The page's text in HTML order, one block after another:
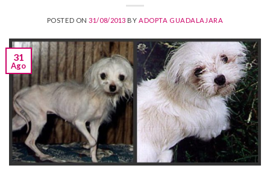
POSTED ON31/08/2013 BYADOPTA GUADALAJARA
31
Ago